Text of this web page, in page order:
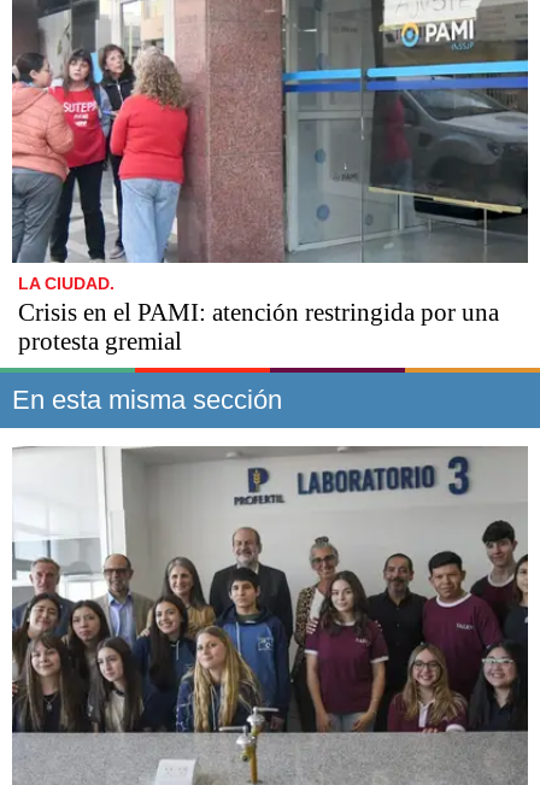
LA CIUDAD.
Crisis en el PAMI: atención restringida por una
protesta gremial
En esta misma sección